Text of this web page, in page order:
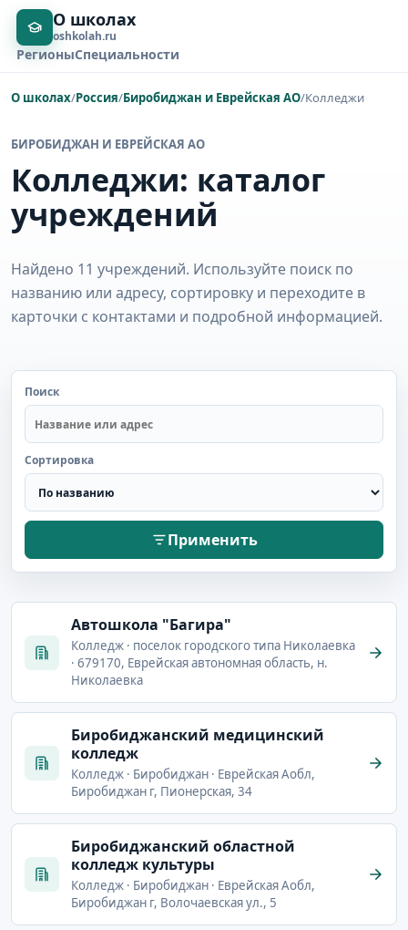
О школах
oshkolah.ru
РегионыСпециальности
О школах/Россия/Биробиджан и Еврейская АО/Колледжи
БИРОБИДЖАН И ЕВРЕЙСКАЯ АО
Колледжи: каталог
учреждений
Найдено 11 учреждений. Используйте поиск по
названию или адресу, сортировку и переходите в
карточки с контактами и подробной информацией.
Поиск
Сортировка
Применить
Автошкола "Багира"
Колледж · поселок городского типа Николаевка
· 679170, Еврейская автономная область, н.
Николаевка
Биробиджанский медицинский
колледж
Колледж · Биробиджан · Еврейская Аобл,
Биробиджан г, Пионерская, 34
Биробиджанский областной
колледж культуры
Колледж · Биробиджан · Еврейская Аобл,
Биробиджан г, Волочаевская ул., 5